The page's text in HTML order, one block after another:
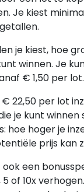
Je kiest
je kiest, hoe
winnen. Je
€ 1,50 per lot.
€ 22,50 per lot
je kunt winnen
hoe hoger je
prijs kan
een
5 of 10x